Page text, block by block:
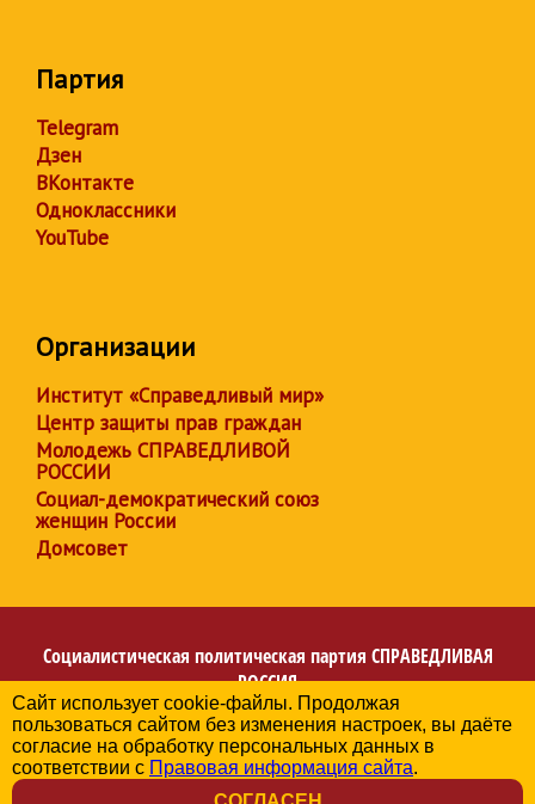
Партия
Telegram
Дзен
ВКонтакте
Одноклассники
YouTube
Организации
Институт «Справедливый мир»
Центр защиты прав граждан
Молодежь СПРАВЕДЛИВОЙ
РОССИИ
Социал-демократический союз
женщин России
Домсовет
Социалистическая политическая партия СПРАВЕДЛИВАЯ
РОССИЯ
Региональное отделение партии в Ханты-Мансийском
автономном округе – Югре
© 2006-2026
Политика в отношении обработки персональных данных
Сайт использует cookie-файлы. Продолжая
пользоваться сайтом без изменения настроек, вы даёте
согласие на обработку персональных данных в
соответствии с Правовая информация сайта.